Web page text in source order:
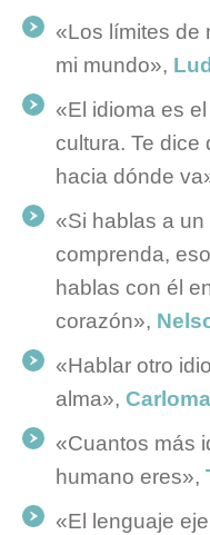
«Los límites de
mi mundo»,
«El idioma es
cultura. Te
hacia dónde
«Si hablas a
comprenda,
hablas con él
corazón»,
«Hablar otro
alma»,
«Cuantos más
humano eres»,
«El lenguaje